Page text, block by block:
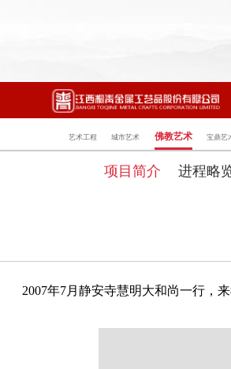
艺术工程 城市艺术 佛教艺术 宝鼎艺
项目简介 进程略
2007年7月静安寺慧明大和尚一行，来